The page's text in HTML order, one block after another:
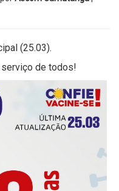
(25.03).
serviço de todos!